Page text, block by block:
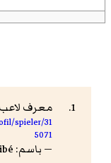
معرف لاعب
spieler/31
5071
— باسم: Ousmane Sidibé